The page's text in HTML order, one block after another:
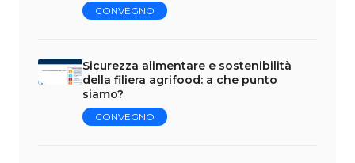
CONVEGNO
Sicurezza alimentare e sostenibilità
della filiera agrifood: a che punto
siamo?
CONVEGNO